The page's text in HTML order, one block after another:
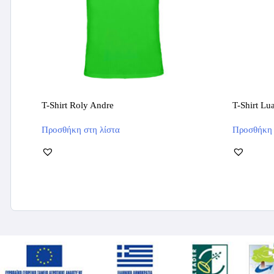
T-Shirt Roly Andre
Προσθήκη στη λίστατο
επιλογές
επιλεγούν
στη
T-Shirt
Προσθήκη